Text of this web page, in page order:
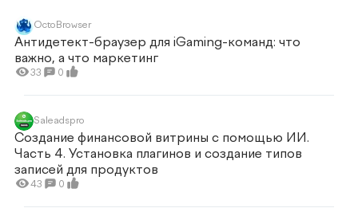
OctoBrowser
Антидетект-браузер для iGaming-команд: что
важно, а что маркетинг
33 0
Saleadspro
Создание финансовой витрины с помощью ИИ.
Часть 4. Установка плагинов и создание типов
записей для продуктов
43 0